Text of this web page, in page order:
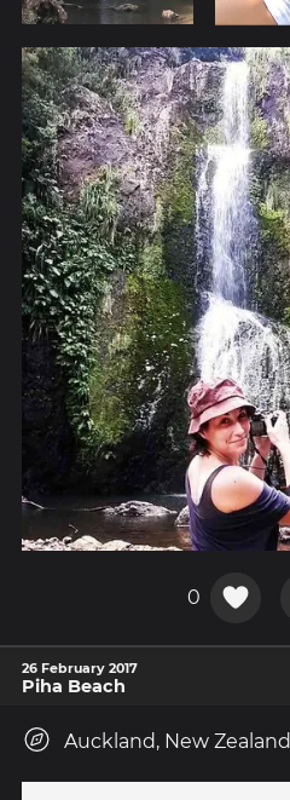
0
26 February 2017
Piha Beach
Auckland, New Zealand